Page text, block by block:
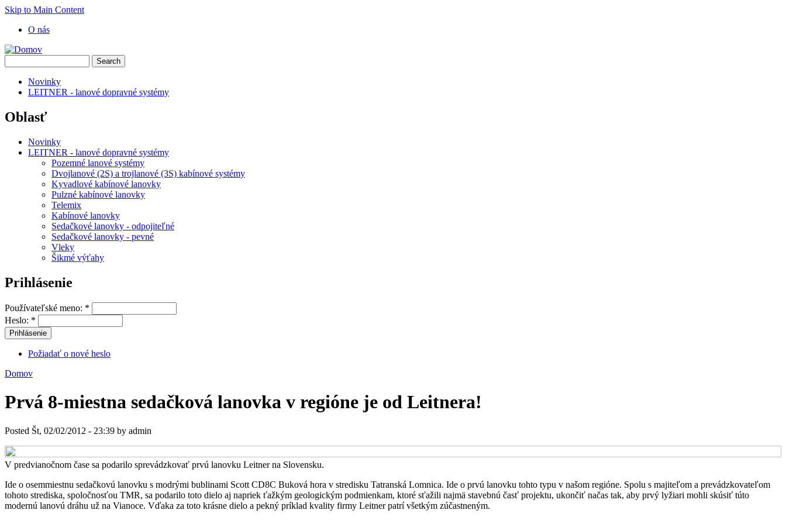
Skip to Main Content
O nás
Novinky
LEITNER - lanové dopravné systémy
Oblasť
Novinky
LEITNER - lanové dopravné systémy
Pozemné lanové systémy
Dvojlanové (2S) a trojlanové (3S) kabínové systémy
Kyvadlové kabínové lanovky
Pulzné kabínové lanovky
Telemix
Kabínové lanovky
Sedačkové lanovky - odpojiteľné
Sedačkové lanovky - pevné
Vleky
Šikmé výťahy
Prihlásenie
Používateľské meno: *
Heslo: *
Požiadať o nové heslo
Domov
Prvá 8-miestna sedačková lanovka v regióne je od Leitnera!
Posted Št, 02/02/2012 - 23:39 by admin
V predvianočnom čase sa podarilo sprevádzkovať prvú lanovku Leitner na Slovensku.
Ide o osemmiestnu sedačkovú lanovku s modrými bublinami Scott CD8C Buková hora v stredisku Tatranská Lomnica. Ide o prvú lanovku tohto typu v našom regióne. Spolu s majiteľom a prevádzkovateľom
tohoto strediska, spoločnosťou TMR, sa podarilo toto dielo aj napriek ťažkým geologickým podmienkam, ktoré sťažili najmä stavebnú časť projektu, ukončiť načas tak, aby prvý lyžiari mohli skúsiť túto
modernú lanovú dráhu už na Vianoce. Vďaka za toto krásne dielo a pekný príklad kvality firmy Leitner patrí všetkým zúčastneným.